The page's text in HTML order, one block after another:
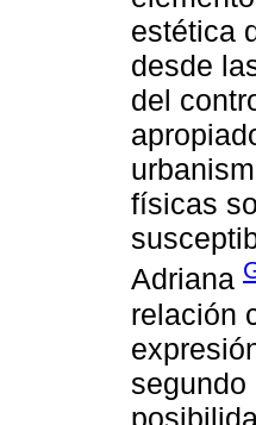
estética
desde
del
físicas
Adriana
relación
segundo